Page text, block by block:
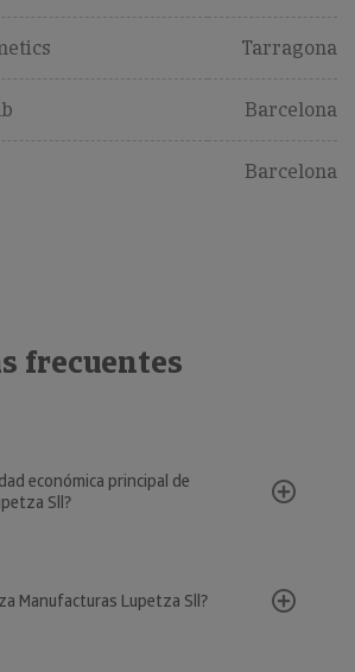
Tarragona
Barcelona
Barcelona
frecuentes
económica principal de
Sll?
Manufacturas Lupetza Sll?